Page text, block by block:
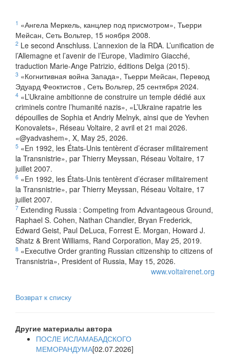
1 «Ангела Меркель, канцлер под присмотром», Тьерри
Мейсан, Сеть Вольтер, 15 ноября 2008.
2 Le second Anschluss. L’annexion de la RDA. L’unification de
l’Allemagne et l’avenir de l’Europe, Vladimiro Giacché,
traduction Marie-Ange Patrizio, éditions Delga (2015).
3 «Когнитивная война Запада», Тьерри Мейсан, Перевод
Эдуард Феоктистов , Сеть Вольтер, 25 сентября 2024.
4 «L’Ukraine ambitionne de construire un temple dédié aux
criminels contre l’humanité nazis», «L’Ukraine rapatrie les
dépouilles de Sophia et Andriy Melnyk, ainsi que de Yevhen
Konovalets», Réseau Voltaire, 2 avril et 21 mai 2026.
«@yadvashem», X, May 25, 2026.
5 «En 1992, les États-Unis tentèrent d’écraser militairement
la Transnistrie», par Thierry Meyssan, Réseau Voltaire, 17
juillet 2007.
6 «En 1992, les États-Unis tentèrent d’écraser militairement
la Transnistrie», par Thierry Meyssan, Réseau Voltaire, 17
juillet 2007.
7 Extending Russia : Competing from Advantageous Ground,
Raphael S. Cohen, Nathan Chandler, Bryan Frederick,
Edward Geist, Paul DeLuca, Forrest E. Morgan, Howard J.
Shatz & Brent Williams, Rand Corporation, May 25, 2019.
8 «Executive Order granting Russian citizenship to citizens of
Transnistria», President of Russia, May 15, 2026.
www.voltairenet.org
Возврат к списку
Другие материалы автора
ПОСЛЕ ИСЛАМАБАДСКОГО
МЕМОРАНДУМА[02.07.2026]